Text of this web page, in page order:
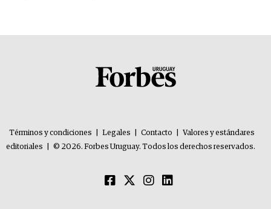
Términos y condiciones Legales Contacto
Valores y estándares
editoriales
© 2026. Forbes Uruguay. Todos los derechos reservados.